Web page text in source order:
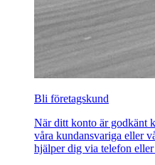
Bli företagskund
När ditt konto är godkänt
våra kundansvariga eller
hjälper dig via telefon eller